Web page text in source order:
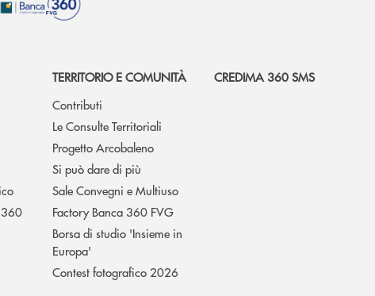
TERRITORIO E COMUNITÀ
Contributi
Le Consulte Territoriali
Progetto Arcobaleno
Si può dare di più
Sale Convegni e Multiuso
Factory Banca 360 FVG
Borsa di studio 'Insieme in
Europa'
Contest fotografico 2026
CREDIMA 360 SMS